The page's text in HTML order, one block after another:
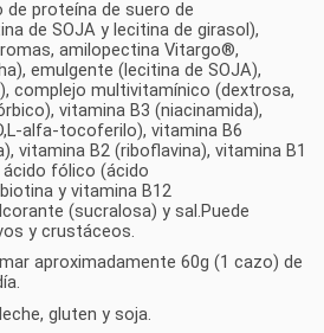
proteína de suero de
de SOJA y lecitina de girasol),
amilopectina Vitargo®,
emulgente (lecitina de SOJA),
complejo multivitamínico (dextrosa,
vitamina B3 (niacinamida),
alfa-tocoferilo), vitamina B6
vitamina B2 (riboflavina), vitamina B1
fólico (ácido
y vitamina B12
(sucralosa) y sal.Puede
y crustáceos.
aproximadamente 60g (1 cazo) de
gluten y soja.